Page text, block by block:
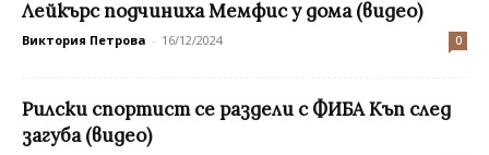
Лейкърс подчиниха Мемфис у дома (видео)
Виктория Петрова - 16/12/2024 0
Рилски спортист се раздели с ФИБА Къп след
загуба (видео)